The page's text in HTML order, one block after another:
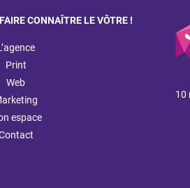
CONNAÎTRE LE VÔTRE !
Print
Web
espace
10